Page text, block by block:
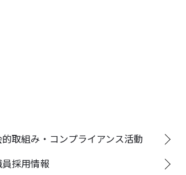
取組み・コンプライアンス活動
採用情報